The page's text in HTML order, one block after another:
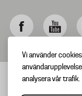
Vi använder
analysera vår trafik.